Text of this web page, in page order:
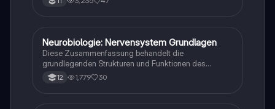
Integration, die Rolle von Neurotransmittern, die
Schüler, die sich auf Prüfungen vorbereiten und ein
tiefes Verständnis der neuronalen Signalübertragung
entwickeln möchten.
Biologie
Neurobiologie: Nervensystem Grundlagen
Diese Zusammenfassung behandelt die
grundlegenden Strukturen und Funktionen des
Nervensystems, einschließlich Neuronen, Gliazellen,
Ruhepotential, Aktionspotential und synaptische
12 1,779 30